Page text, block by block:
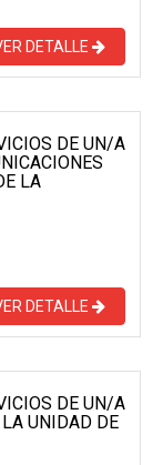
DETALLE
DE UN/A
LA
DETALLE
DE UN/A
UNIDAD DE